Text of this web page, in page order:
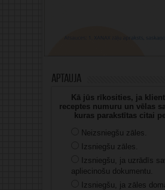
Aptauja
Kā jūs rīkosities, ja
receptes numuru un vēlas
kuras parakstītas citai
Neizsniegšu zāles.
Izsniegšu zāles.
Izsniegšu, ja uzrādīs
apliecinošu dokumentu.
Izsniegšu, ja zāles